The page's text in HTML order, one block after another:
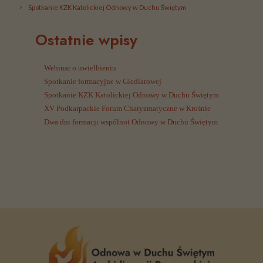
Spotkanie KZK Katolickiej Odnowy w Duchu Świętym
Ostatnie wpisy
Webinar o uwielbieniu
Spotkanie formacyjne w Giedlarowej
Spotkanie KZK Katolickiej Odnowy w Duchu Świętym
XV Podkarpackie Forum Charyzmatyczne w Krośnie
Dwa dni formacji wspólnot Odnowy w Duchu Świętym
internetowej,
Doświadczenie
Aby nasza strona
internetowa